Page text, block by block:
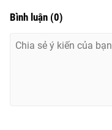
Bình luận (0)